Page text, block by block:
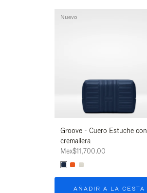
Groove - Cuero Estuche con
cremallera
Mex$11,700.00
AÑADIR A LA CESTA
Nuevo